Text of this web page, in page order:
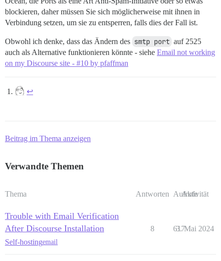
blockieren, daher müssen Sie sich möglicherweise mit ihnen in
Verbindung setzen, um sie zu entsperren, falls dies der Fall ist.
Obwohl ich denke, dass das Ändern des smtp port auf 2525
auch als Alternative funktionieren könnte - siehe Email not working
on my Discourse site - #10 by pfaffman
↩︎
Beitrag im Thema anzeigen
Verwandte Themen
Thema Antworten Aufrufe
Aktivität
Trouble with Email Verification
After Discourse Installation
Self-hostingemail
8 617
3. Mai 2024